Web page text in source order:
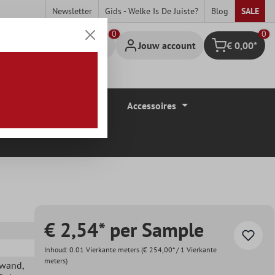
Newsletter Gids - Welke Is De Juiste? Blog SALE
Jouw account Winkelmandje
0
€ 0,00*
Accessoires
,
€ 2,54* per Sample
Inhoud: 0.01 Vierkante meters (€ 254,00* / 1 Vierkante
meters)